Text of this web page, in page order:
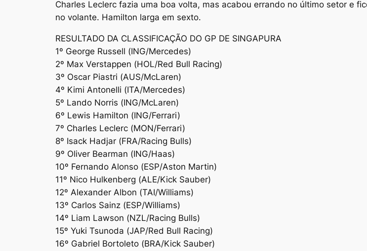
Charles Leclerc fazia uma boa volta, mas acabou errando no último setor e
no volante. Hamilton larga em sexto.
RESULTADO DA CLASSIFICAÇÃO DO GP DE SINGAPURA
1º George Russell (ING/Mercedes)
2º Max Verstappen (HOL/Red Bull Racing)
3º Oscar Piastri (AUS/McLaren)
4º Kimi Antonelli (ITA/Mercedes)
5º Lando Norris (ING/McLaren)
6º Lewis Hamilton (ING/Ferrari)
7º Charles Leclerc (MON/Ferrari)
8º Isack Hadjar (FRA/Racing Bulls)
9º Oliver Bearman (ING/Haas)
10º Fernando Alonso (ESP/Aston Martin)
11º Nico Hulkenberg (ALE/Kick Sauber)
12º Alexander Albon (TAI/Williams)
13º Carlos Sainz (ESP/Williams)
14º Liam Lawson (NZL/Racing Bulls)
15º Yuki Tsunoda (JAP/Red Bull Racing)
16º Gabriel Bortoleto (BRA/Kick Sauber)